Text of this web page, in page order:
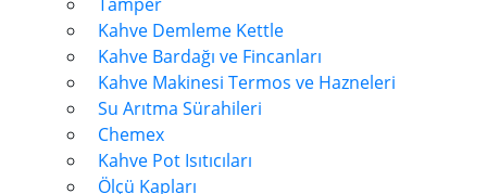
Kahve Demleme Kettle
Kahve Bardağı ve Fincanları
Kahve Makinesi Termos ve Hazneleri
Su Arıtma Sürahileri
Chemex
Kahve Pot Isıtıcıları
Ölçü Kapları